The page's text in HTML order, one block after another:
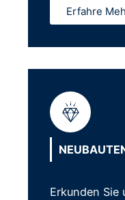
Erfahre
Erkunden Sie